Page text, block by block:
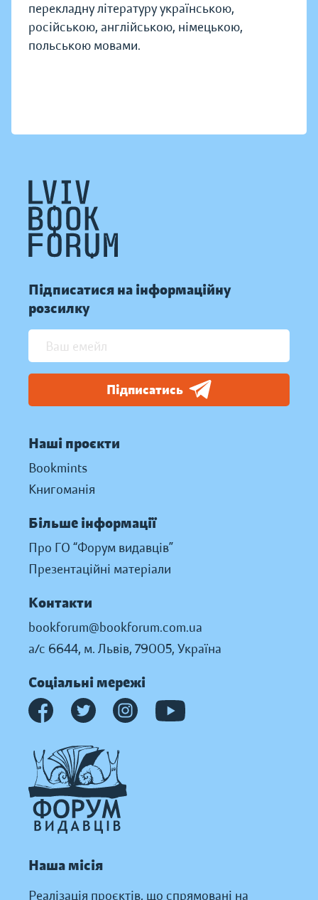
перекладну літературу українською,
російською, англійською, німецькою,
польською мовами.
Підписатися на інформаційну
розсилку
Підписатись
Наші проєкти
Bookmints
Книгоманія
Більше інформації
Про ГО “Форум видавців”
Презентаційні матеріали
Контакти
bookforum@bookforum.com.ua
а/с 6644, м. Львів, 79005, Україна
Соціальні мережі
Наша місія
Реалізація проєктів, що спрямовані на